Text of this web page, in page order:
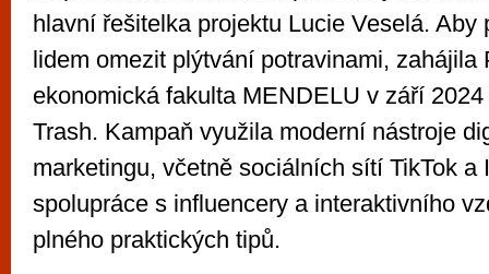
hlavní řešitelka projektu Lucie Veselá. Aby
lidem omezit plýtvání potravinami, zahájila
ekonomická fakulta MENDELU v září
Trash. Kampaň využila moderní nástroje
marketingu, včetně sociálních sítí TikTok a
spolupráce s influencery a interaktivního
plného praktických tipů.